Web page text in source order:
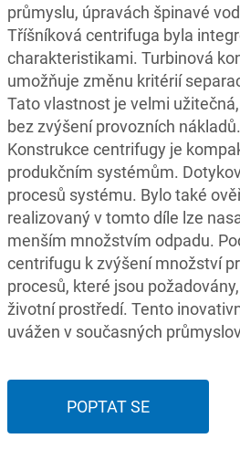
průmyslu, úpravách špinavé
Tříšníková centrifuga byla
charakteristikami. Turbinová
umožňuje změnu kritérií
Tato vlastnost je velmi
bez zvýšení provozních nákladů.
Konstrukce centrifugy je
produkčním systémům.
procesů systému. Bylo také
realizovaný v tomto díle lze
menším množstvím odpadu.
centrifugu k zvýšení množství
procesů, které jsou
životní prostředí. Tento
uvážen v současných
POPTAT SE